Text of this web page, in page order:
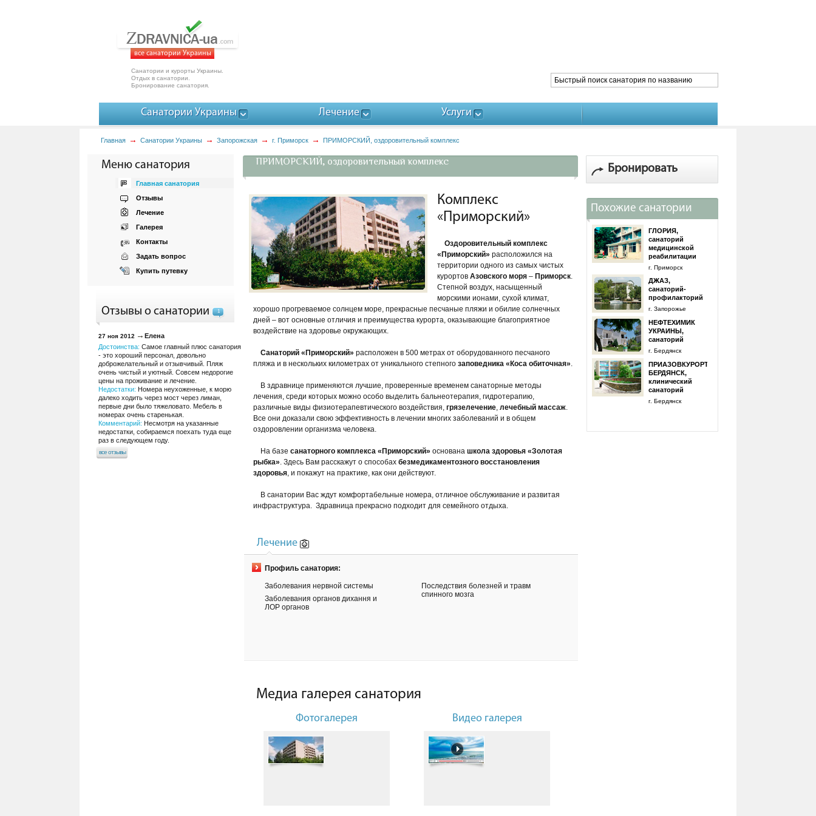
все санатории Украины
Санатории и курорты Украины.
Отдых в санатории.
Бронирование санатория.
Санатории Украины Лечение Услуги
Главная Санатории Украины Запорожская г. Приморск ПРИМОРСКИЙ, оздоровительный комплекс
ПРИМОРСКИЙ, оздоровительный комплекс
Комплекс
«Приморский»
Оздоровительный комплекс
«Приморский» расположился на
территории одного из самых чистых
курортов Азовского моря – Приморск.
Степной воздух, насыщенный
морскими ионами, сухой климат,
хорошо прогреваемое солнцем море, прекрасные песчаные пляжи и обилие солнечных
дней – вот основные отличия и преимущества курорта, оказывающие благоприятное
воздействие на здоровье окружающих.
Санаторий «Приморский» расположен в 500 метрах от оборудованного песчаного
пляжа и в нескольких километрах от уникального степного заповедника «Коса обиточная».
В здравнице применяются лучшие, проверенные временем санаторные методы
лечения, среди которых можно особо выделить бальнеотерапия, гидротерапию,
различные виды физиотерапевтического воздействия, грязелечение, лечебный массаж.
Все они доказали свою эффективность в лечении многих заболеваний и в общем
оздоровлении организма человека.
На базе санаторного комплекса «Приморский» основана школа здоровья «Золотая
рыбка». Здесь Вам расскажут о способах безмедикаментозного восстановления
здоровья, и покажут на практике, как они действуют.
В санатории Вас ждут комфортабельные номера, отличное обслуживание и развитая
инфраструктура. Здравница прекрасно подходит для семейного отдыха.
Лечение
Профиль санатория:
Заболевания нервной системы
Заболевания органов дихання и
ЛОР органов
Последствия болезней и травм
спинного мозга
Медиа галерея санатория
Фотогалерея Видео галерея
Бронировать
Похожие санатории
ГЛОРИЯ,
санаторий
медицинской
реабилитации
г. Приморск
ДЖАЗ,
санаторий-
профилакторий
г. Запорожье
НЕФТЕХИМИК
УКРАИНЫ,
санаторий
г. Бердянск
ПРИАЗОВКУРОРТ:
БЕРДЯНСК,
клинический
санаторий
г. Бердянск
Меню санатория
Главная санатория
Отзывы
Лечение
Галерея
Контакты
Задать вопрос
Купить путевку
Отзывы о санатории 1
27 ноя 2012
Елена
Достоинства: Самое главный плюс санатория
- это хороший персонал, довольно
доброжелательный и отзывчивый. Пляж
очень чистый и уютный. Совсем недорогие
цены на проживание и лечение.
Недостатки: Номера неухоженные, к морю
далеко ходить через мост через лиман,
первые дни было тяжеловато. Мебель в
номерах очень старенькая.
Комментарий: Несмотря на указанные
недостатки, собираемся поехать туда еще
раз в следующем году.
все отзывы